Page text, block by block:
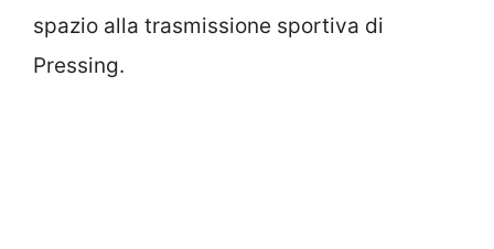
spazio alla trasmissione sportiva di
Pressing.